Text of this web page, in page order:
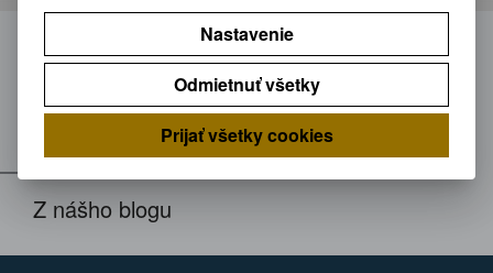
ODBER NOVINIEK
Prihláste sa k odberu noviniek
Registrovať
Z nášho blogu
Nastavenie
Odmietnuť všetky
Prijať všetky cookies